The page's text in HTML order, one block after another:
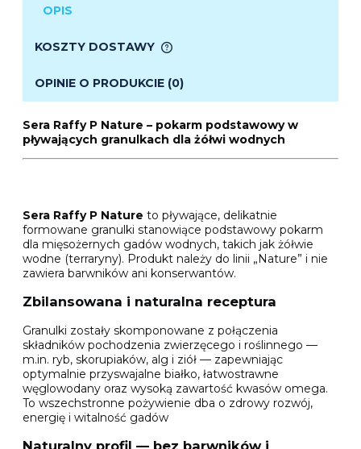
OPIS
KOSZTY DOSTAWY
CENA NIE ZAWIERA EWENTUALNYCH KOSZTÓW
OPINIE O PRODUKCIE (0)
Sera Raffy P Nature – pokarm podstawowy w
pływających granulkach dla żółwi wodnych
Sera Raffy P Nature to pływające, delikatnie
formowane granulki stanowiące podstawowy pokarm
dla mięsożernych gadów wodnych, takich jak żółwie
wodne (terraryny). Produkt należy do linii „Nature” i nie
zawiera barwników ani konserwantów.
Zbilansowana i naturalna receptura
Granulki zostały skomponowane z połączenia
składników pochodzenia zwierzęcego i roślinnego —
m.in. ryb, skorupiaków, alg i ziół — zapewniając
optymalnie przyswajalne białko, łatwostrawne
węglowodany oraz wysoką zawartość kwasów omega.
To wszechstronne pożywienie dba o zdrowy rozwój,
energię i witalność gadów